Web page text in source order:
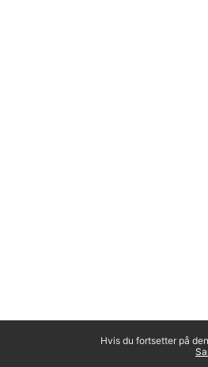
Hvis du fortsetter på